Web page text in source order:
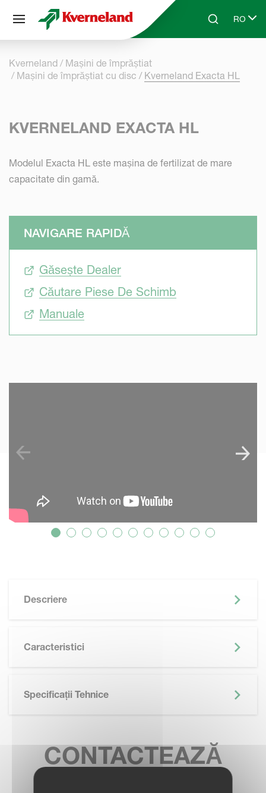
Skip to main contentSearchRO
Select
Kverneland
Mașini de împrăștiat
Mașini de împrăștiat cu disc
Kverneland Exacta HL
KVERNELAND EXACTA HL
Modelul Exacta HL este mașina de fertilizat de mare
capacitate din gamă.
NAVIGARE RAPIDĂ
Găsește Dealer
Căutare Piese De Schimb
Manuale
Descriere
Caracteristici
Specificații Tehnice
CONTACTEAZĂ
Panoul de gestionare a panourilor cookie